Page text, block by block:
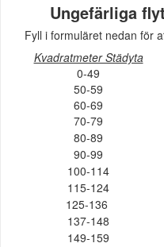
Ungefärliga
Fyll i formuläret nedan för
Kvadratmeter Städyta
0-49
50-59
60-69
70-79
80-89
90-99
100-114
115-124
125-136
137-148
149-159